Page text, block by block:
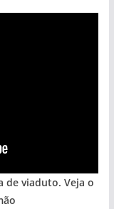
de viaduto. Veja o